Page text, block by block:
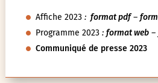
Affiche 2023: format pdf–
Programme 2023 : format web–
Communiqué de presse 2023